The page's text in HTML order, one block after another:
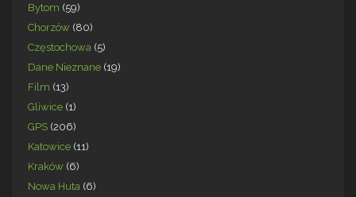
Bytom (59)
Chorzów (80)
Częstochowa (5)
Dane Nieznane (19)
Film (13)
Gliwice (1)
GPS (206)
Katowice (11)
Kraków (6)
Nowa Huta (6)